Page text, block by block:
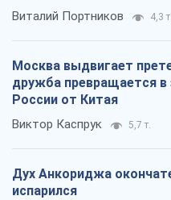
Виталий Портников 4,3 т.
Москва выдвигает
дружба превращается в
России от Китая
Виктор Каспрук 5,7 т.
Дух Анкориджа
испарился